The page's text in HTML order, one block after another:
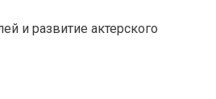
и развитие актерского